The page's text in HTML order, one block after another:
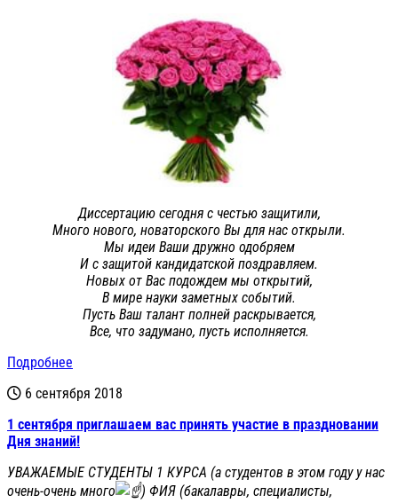
Диссертацию сегодня с честью защитили,
Много нового, новаторского Вы для нас открыли.
Мы идеи Ваши дружно одобряем
И с защитой кандидатской поздравляем.
Новых от Вас подождем мы открытий,
В мире науки заметных событий.
Пусть Ваш талант полней раскрывается,
Все, что задумано, пусть исполняется.
Подробнее
6 сентября 2018
1 сентября приглашаем вас принять участие в праздновании
Дня знаний!
УВАЖАЕМЫЕ СТУДЕНТЫ 1 КУРСА (а студентов в этом году у нас
очень-очень много
) ФИЯ (бакалавры, специалисты,